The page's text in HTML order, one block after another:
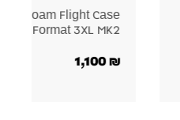
Foam Flight Case
Multi Format 2XL MK2 קייס קשיח
₪
855